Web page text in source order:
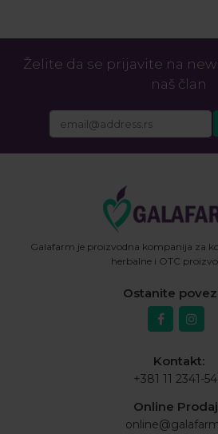
Želite da se prijavite na
naš član
Galafarm je proizvodna kompanija za
herbalne i OTC
Ostanite
Kontakt:
+381 11 2341-
Online